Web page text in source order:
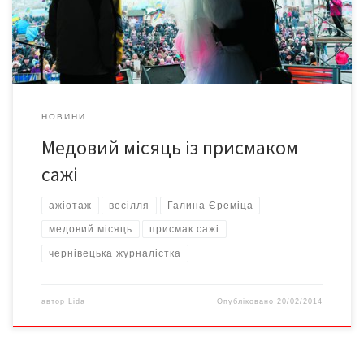
«після перемоги», Господь подарував їм три дні затишшя. А на
четвертий […]
НОВИНИ
Медовий місяць із присмаком
сажі
ажіотаж весілля Галина Єреміца
медовий місяць присмак сажі
чернівецька журналістка
автор Lida Опубліковано 20/02/2014